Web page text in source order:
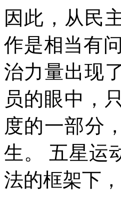
因此，从民
作是相当有
治力量出现
员的眼中，
度的一部分
生。
五星运
法的框架下